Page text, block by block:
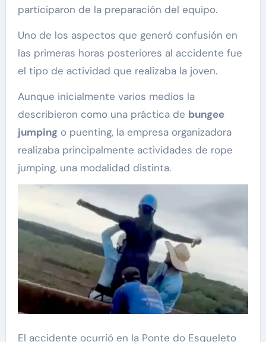
participaron de la preparación del equipo.
Uno de los aspectos que generó confusión en
las primeras horas posteriores al accidente fue
el tipo de actividad que realizaba la joven.
Aunque inicialmente varios medios la
describieron como una práctica de bungee
jumpingo puenting, la empresa organizadora
realizaba principalmente actividades de rope
jumping, una modalidad distinta.
El accidente ocurrió en la Ponte do Esqueleto